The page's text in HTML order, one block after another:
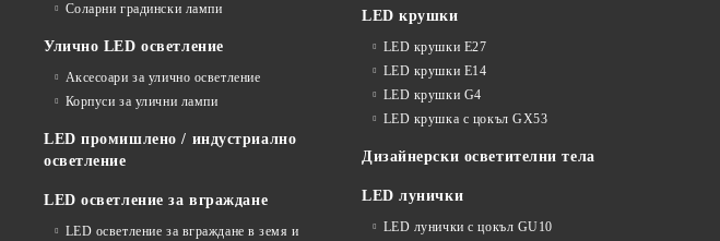
Соларни градински лампи
Улично LED осветление
Аксесоари за улично осветление
Корпуси за улични лампи
LED промишлено / индустриално
осветление
LED осветление за вграждане
LED осветление за вграждане в земя и
LED крушки
LED крушки E27
LED крушки E14
LED крушки G4
LED крушка с цокъл GX53
Дизайнерски осветителни тела
LED лунички
LED лунички с цокъл GU10